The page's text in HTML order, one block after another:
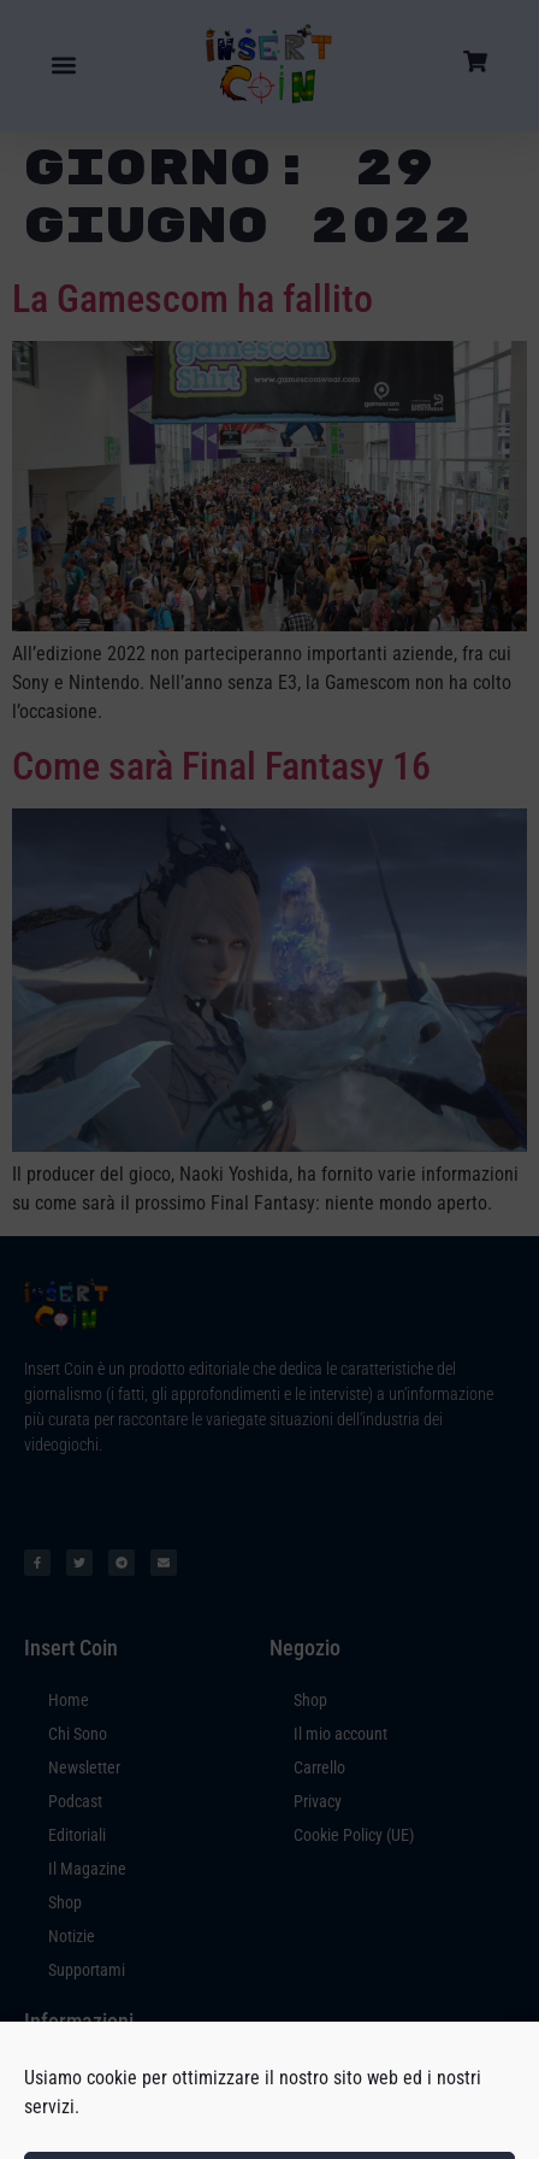
Usiamo cookie per ottimizzare il nostro sito web ed i nostri
servizi.
Giorno: 29
Giugno 2022
La Gamescom ha fallito
All’edizione 2022 non parteciperanno importanti aziende, fra cui
Sony e Nintendo. Nell’anno senza E3, la Gamescom non ha colto
l’occasione.
Come sarà Final Fantasy 16
Il producer del gioco, Naoki Yoshida, ha fornito varie informazioni
su come sarà il prossimo Final Fantasy: niente mondo aperto.
Insert Coin è un prodotto editoriale che dedica le caratteristiche del
giornalismo (i fatti, gli approfondimenti e le interviste) a un’informazione
più curata per raccontare le variegate situazioni dell’industria dei
videogiochi.
Insert Coin
Home
Chi Sono
Newsletter
Podcast
Editoriali
Il Magazine
Shop
Notizie
Supportami
Negozio
Shop
Il mio account
Carrello
Privacy
Cookie Policy (UE)
Informazioni
Insert Coin è un prodotto editoriale a cura di Massimiliano Di Marco, con
sede in Via Milano, 94 – 27029 Vigevano (PV).